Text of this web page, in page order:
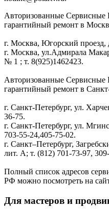
Авторизованные
гарантийный ремонт в
г. Москва, Югорский проезд,
г. Москва, ул.Адмирала
№ 1 ; т. 8(925)1462423.
Авторизованные
гарантийный ремонт в
г. Санкт-Петербург, ул.
36-75.
г. Санкт-Петербург, ул.
703-55-24,405-75-02.
г. Санкт–Петербург,
лит. А; т. (812) 701-73-97,
Полный список адресов
РФ можно посмотреть на
Для мастеров и